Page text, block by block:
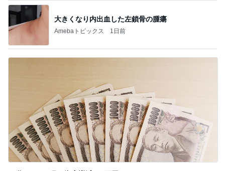
大きくなり内出血した左鎖骨の腫瘍
Amebaトピックス 1日前